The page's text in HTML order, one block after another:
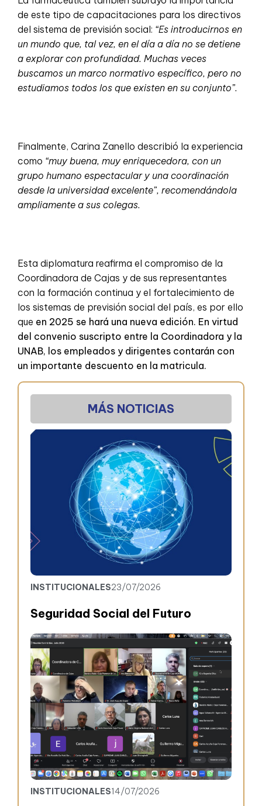
de este tipo de capacitaciones para los directivos
del sistema de previsión social: “Es introducirnos en
un mundo que, tal vez, en el día a día no se detiene
a explorar con profundidad. Muchas veces
buscamos un marco normativo específico, pero no
estudiamos todos los que existen en su conjunto”.
Finalmente, Carina Zanello describió la experiencia
como “muy buena, muy enriquecedora, con un
grupo humano espectacular y una coordinación
desde la universidad excelente”, recomendándola
ampliamente a sus colegas.
Esta diplomatura reafirma el compromiso de la
Coordinadora de Cajas y de sus representantes
con la formación continua y el fortalecimiento de
los sistemas de previsión social del país, es por ello
que en 2025 se hará una nueva edición. En virtud
del convenio suscripto entre la Coordinadora y la
UNAB, los empleados y dirigentes contarán con
un importante descuento en la matricula.
MÁS NOTICIAS
INSTITUCIONALES23/07/2026
Seguridad Social del Futuro
INSTITUCIONALES14/07/2026